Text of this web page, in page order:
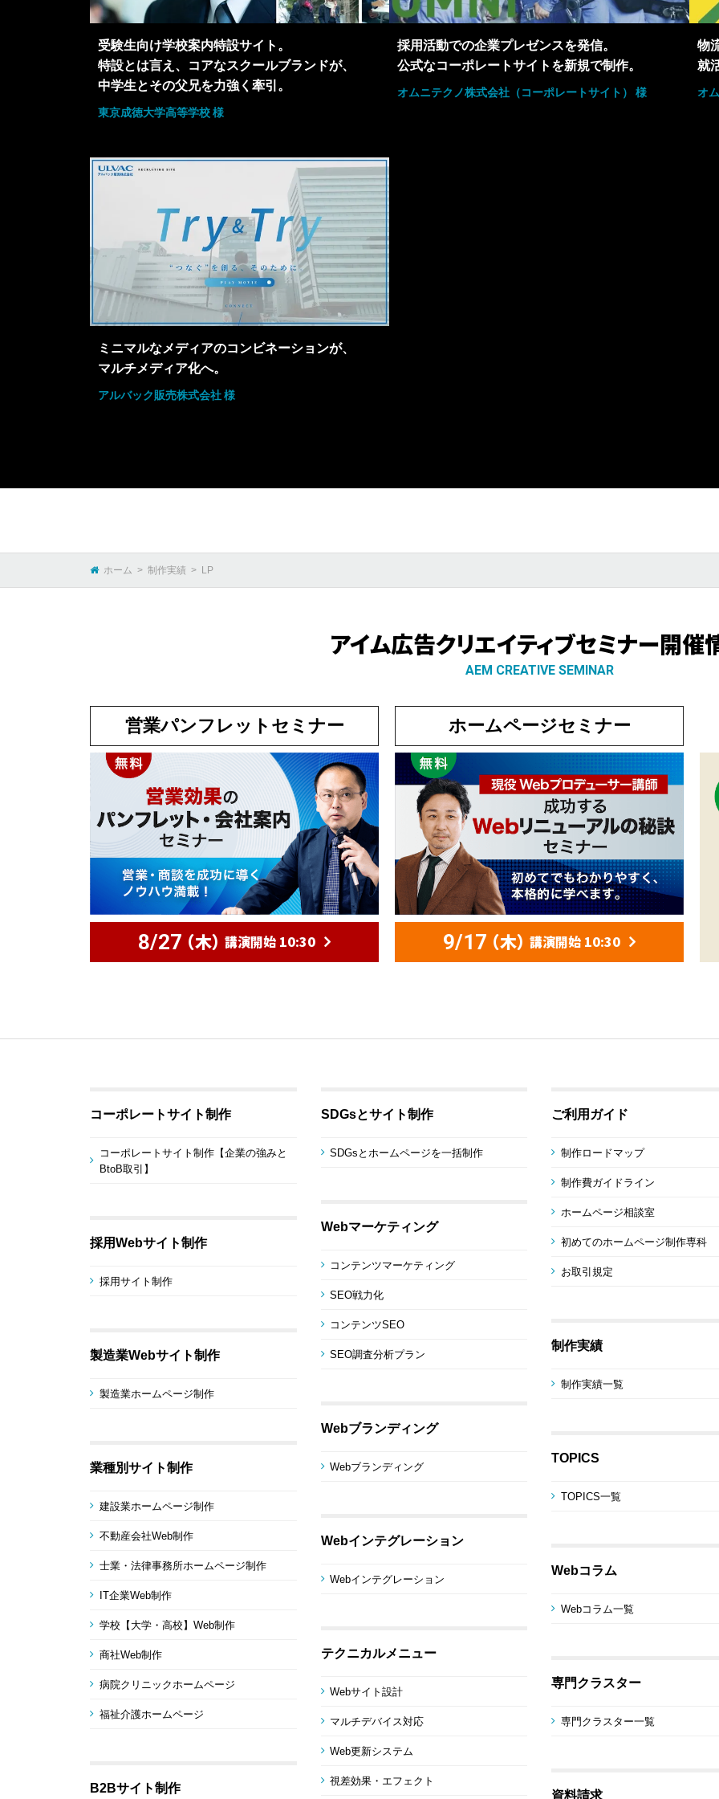
受験生向け学校案内特設サイト。
特設とは言え、コアなスクールブランドが、
中学生とその父兄を力強く牽引。
東京成徳大学高等学校 様
採用活動での企業プレゼンスを発信。
公式なコーポレートサイトを新規で制作。
オムニテクノ株式会社（コーポレートサイト） 様
物
就
オ
ミニマルなメディアのコンビネーションが、
マルチメディア化へ。
アルバック販売株式会社 様
ホーム 制作実績 LP
アイム広告クリエイティブセミナー開催
AEM CREATIVE SEMINAR
営業パンフレットセミナー
8/27 （木） 講演開始 10:30
ホームページセミナー
9/17 （木） 講演開始 10:30
コーポレートサイト制作
コーポレートサイト制作【企業の強みと
BtoB取引】
採用Webサイト制作
採用サイト制作
製造業Webサイト制作
製造業ホームページ制作
業種別サイト制作
建設業ホームページ制作
不動産会社Web制作
士業・法律事務所ホームページ制作
IT企業Web制作
学校【大学・高校】Web制作
商社Web制作
病院クリニックホームページ
福祉介護ホームページ
B2Bサイト制作
SDGsとサイト制作
SDGsとホームページを一括制作
Webマーケティング
コンテンツマーケティング
SEO戦力化
コンテンツSEO
SEO調査分析プラン
Webブランディング
Webブランディング
Webインテグレーション
Webインテグレーション
テクニカルメニュー
Webサイト設計
マルチデバイス対応
Web更新システム
視差効果・エフェクト
ご利用ガイド
制作ロードマップ
制作費ガイドライン
ホームページ相談室
初めてのホームページ制作専科
お取引規定
制作実績
制作実績一覧
TOPICS
TOPICS一覧
Webコラム
Webコラム一覧
専門クラスター
専門クラスター一覧
資料請求